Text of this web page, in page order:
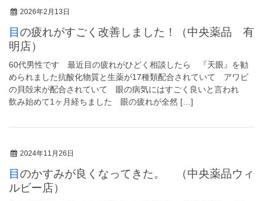
2026年2月13日
目の疲れがすごく改善しました！（中央薬品 有
明店）
60代男性です 最近目の疲れがひどく相談したら 『天眼』を勧
められました抗酸化物質と生薬が17種類配合されていて アワビ
の貝殻末が配合されていて 眼の病気にはすごく良いと言われ
飲み始めて1ヶ月経ちました 眼の疲れが全然 […]
2024年11月26日
目のかすみが良くなってきた。 （中央薬品ウィ
ルビー店）